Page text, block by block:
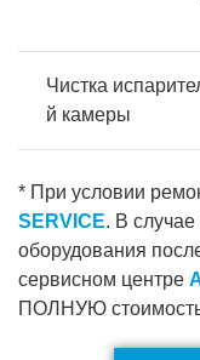
Чистка
й камеры
* При условии
SERVICE. В случае
оборудования
сервисном центре
ПОЛНУЮ стоимость